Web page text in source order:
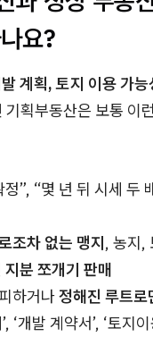
요?
계획, 토지 이용 가
기획부동산은 보통 이
”, “몇 년 뒤 시세 두
조차 없는 맹지, 농지,
지분 쪼개기 판매
하거나정해진 루트로
‘개발 계약서’, ‘토지